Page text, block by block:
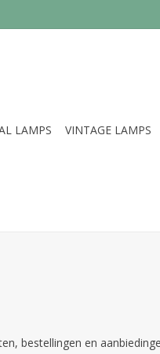
LAMPS VINTAGE LAMPS
bestellingen en